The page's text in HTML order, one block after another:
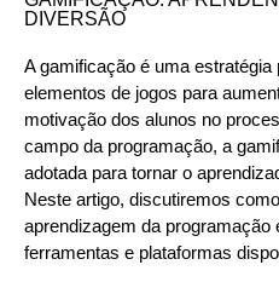
DIVERSÃO
A gamificação é uma estratégia
elementos de jogos para
motivação dos alunos no
campo da programação, a
adotada para tornar o
Neste artigo, discutiremos
aprendizagem da programação
ferramentas e plataformas